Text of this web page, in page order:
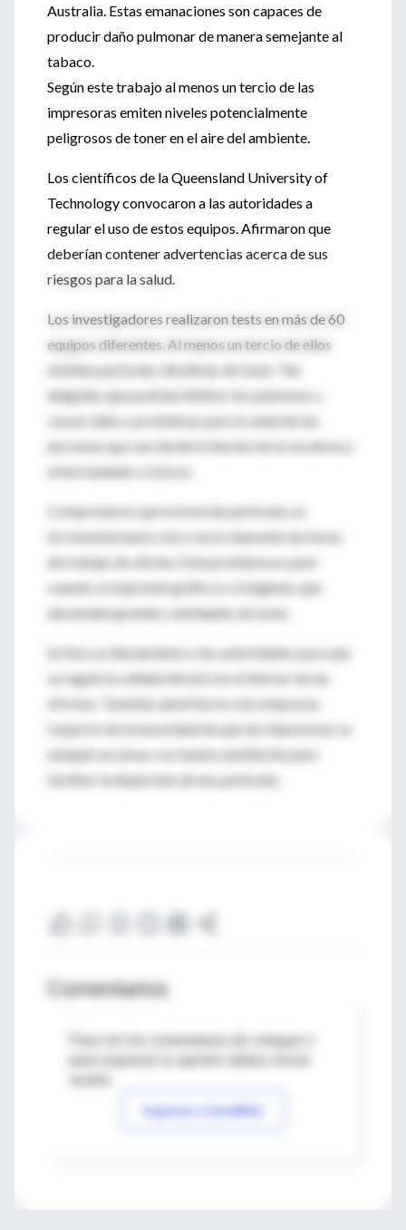
Australia. Estas emanaciones son capaces de
producir daño pulmonar de manera semejante al
tabaco.
Según este trabajo al menos un tercio de las
impresoras emiten niveles potencialmente
peligrosos de toner en el aire del ambiente.
Los científicos de la Queensland University of
Technology convocaron a las autoridades a
regular el uso de estos equipos. Afirmaron que
deberían contener advertencias acerca de sus
riesgos para la salud.
Los investigadores realizaron tests en más de 60
equipos diferentes. Al menos un tercio de ellos
emitían partículas ultrafinas de toner. Tan
delgadas que podrían infiltrar los pulmones y
causar daño y problemas para la salud de las
personas que van desde irritación de la vía aérea a
enfermedades crónicas.
Comprobaron que el nivel de partículas se
incrementa hasta cinco veces duarante las horas
de trabajo de oficina. Este problema es peor
cuando se imprimen gráficos e imágenes que
demandan grandes cantidades de toner.
Se hizo un llamamiento a las autoridades para que
se regule la calidad del aire en el interior de las
oficinas. También advirtieron a las empresas
respecto de la necesidad de que las impresoras se
ubiquen en áreas con buena ventilación para
facilitar la dispersión de las partículas.
Comentarios
Para ver los comentarios de colegas o
Ingresar a IntraMed